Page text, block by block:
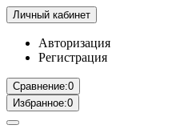
Личный кабинет
Авторизация
Регистрация
Сравнение:0
Избранное:0